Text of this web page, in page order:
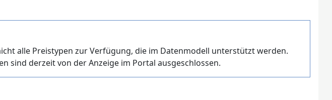
alle Preistypen zur Verfügung, die im Datenmodell unterstützt werden.
sind derzeit von der Anzeige im Portal ausgeschlossen.